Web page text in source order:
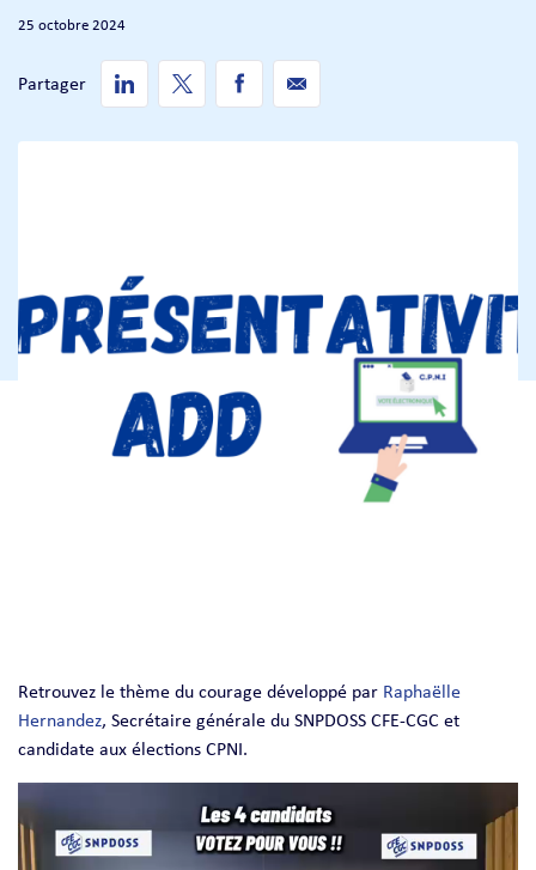
25 octobre 2024
Partager
Retrouvez le thème du courage développé par Raphaëlle
Hernandez, Secrétaire générale du SNPDOSS CFE-CGC et
candidate aux élections CPNI.
vidéo